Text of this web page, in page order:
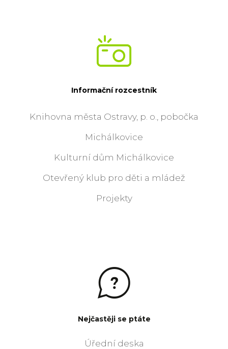
Informační rozcestník
Knihovna města Ostravy, p. o., pobočka
Michálkovice
Kulturní dům Michálkovice
Otevřený klub pro děti a mládež
Projekty
Nejčastěji se ptáte
Úřední deska